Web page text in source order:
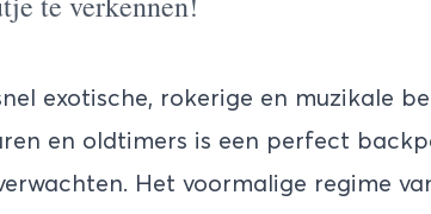
exotische, rokerige en muzikale
en oldtimers is een perfect
Het voormalige regime